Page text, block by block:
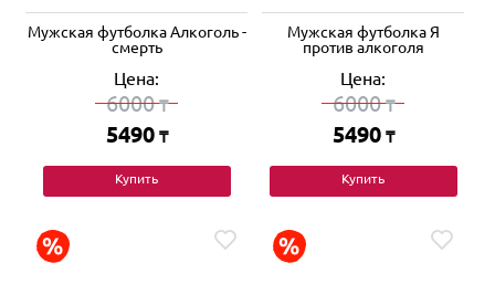
Мужская футболка Алкоголь -
смерть
Цена:
6000₸
5490 ₸
Купить
Мужская футболка Я
против алкоголя
Цена:
6000₸
5490 ₸
Купить